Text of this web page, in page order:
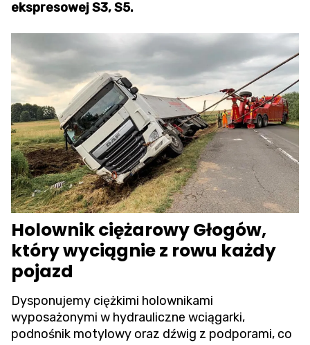
ekspresowej S3, S5.
Holownik ciężarowy Głogów,
który wyciągnie z rowu każdy
pojazd
Dysponujemy ciężkimi holownikami
wyposażonymi w hydrauliczne wciągarki,
podnośnik motylowy oraz dźwig z podporami, co